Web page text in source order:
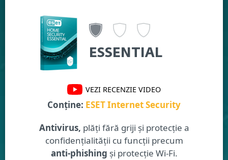
ESSENTIAL
VEZI RECENZIE VIDEO
Conține: ESET Internet Security
Antivirus, plăți fără griji și protecție a
confidențialității cu funcții precum
anti-phishing și protecție Wi-Fi.